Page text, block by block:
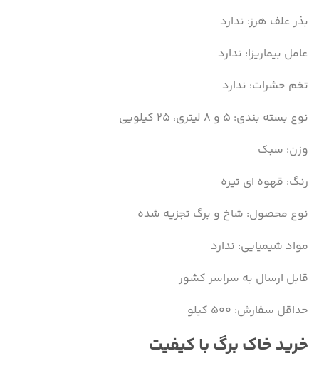
بذر علف هرز: ندارد
عامل بیماریزا: ندارد
تخم حشرات: ندارد
نوع بسته بندی: ۵ و ۸ لیتری، ۲۵ کیلویی
وزن: سبک
رنگ: قهوه ای تیره
نوع محصول: شاخ و برگ تجزیه شده
مواد شیمیایی: ندارد
قابل ارسال به سراسر کشور
حداقل سفارش: ۵۰۰ کیلو
خرید خاک برگ با کیفیت